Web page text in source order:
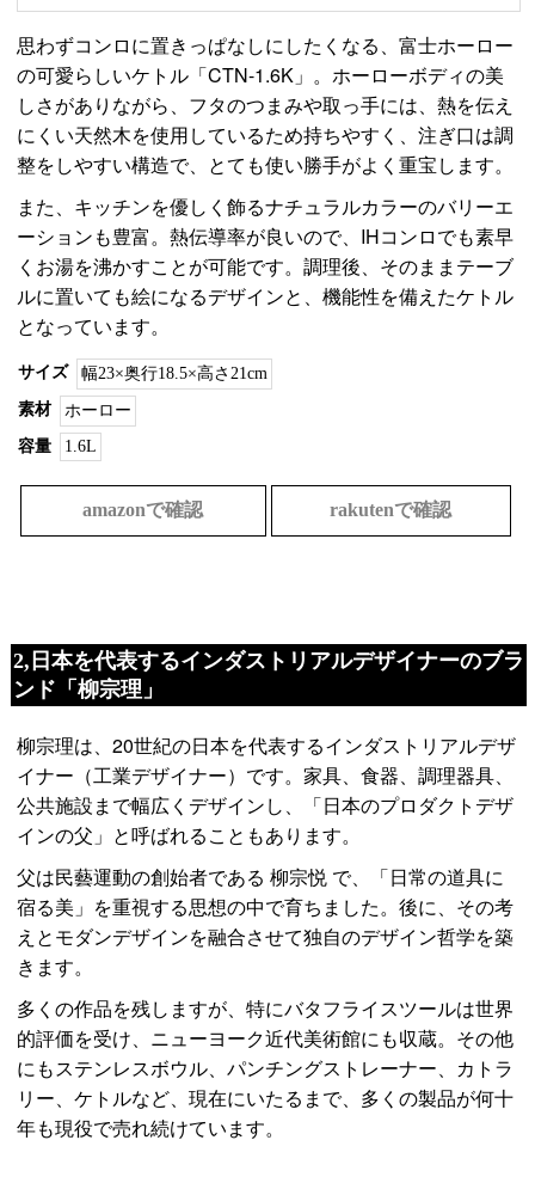
思わずコンロに置きっぱなしにしたくなる、富士ホーロー
の可愛らしいケトル「CTN-1.6K」。ホーローボディの美
しさがありながら、フタのつまみや取っ手には、熱を伝え
にくい天然木を使用しているため持ちやすく、注ぎ口は調
整をしやすい構造で、とても使い勝手がよく重宝します。
また、キッチンを優しく飾るナチュラルカラーのバリーエ
ーションも豊富。熱伝導率が良いので、IHコンロでも素早
くお湯を沸かすことが可能です。調理後、そのままテーブ
ルに置いても絵になるデザインと、機能性を備えたケトル
となっています。
サイズ
幅23×奥行18.5×高さ21cm
素材
ホーロー
容量
1.6L
amazonで確認 rakutenで確認
2,日本を代表するインダストリアルデザイナーのブラ
ンド「柳宗理」
柳宗理は、20世紀の日本を代表するインダストリアルデザ
イナー（工業デザイナー）です。家具、食器、調理器具、
公共施設まで幅広くデザインし、「日本のプロダクトデザ
インの父」と呼ばれることもあります。
父は民藝運動の創始者である 柳宗悦 で、「日常の道具に
宿る美」を重視する思想の中で育ちました。後に、その考
えとモダンデザインを融合させて独自のデザイン哲学を築
きます。
多くの作品を残しますが、特にバタフライスツールは世界
的評価を受け、ニューヨーク近代美術館にも収蔵。その他
にもステンレスボウル、パンチングストレーナー、カトラ
リー、ケトルなど、現在にいたるまで、多くの製品が何十
年も現役で売れ続けています。